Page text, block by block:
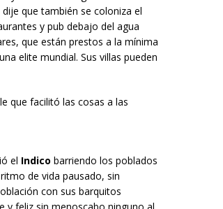
que también se coloniza el
y pub debajo del agua
que están prestos a la mínima
elite mundial. Sus villas pueden
que facilitó las cosas a las
el Indico barriendo los poblados
de vida pausado, sin
con sus barquitos